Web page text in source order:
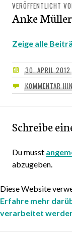
VERÖFFENTLICHT
Anke Müller
Zeige alle
30. APRIL 2012
KOMMENTAR
Schreibe
Du musst
abzugeben.
Diese Website
Erfahre mehr
verarbeitet